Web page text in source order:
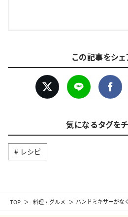
TOP 料理・グルメ ハンドミキサーがな
この記事をシェ
気になるタグをチ
レシピ